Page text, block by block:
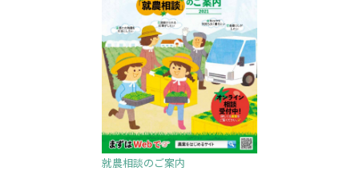
就農相談のご案内